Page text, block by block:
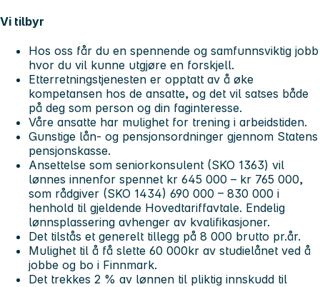
Vi tilbyr
Hos oss får du en spennende og samfunnsviktig jobb
hvor du vil kunne utgjøre en forskjell.
Etterretningstjenesten er opptatt av å øke
kompetansen hos de ansatte, og det vil satses både
på deg som person og din faginteresse.
Våre ansatte har mulighet for trening i arbeidstiden.
Gunstige lån- og pensjonsordninger gjennom Statens
pensjonskasse.
Ansettelse som seniorkonsulent (SKO 1363) vil
lønnes innenfor spennet kr 645 000 – kr 765 000,
som rådgiver (SKO 1434) 690 000 – 830 000 i
henhold til gjeldende Hovedtariffavtale. Endelig
lønnsplassering avhenger av kvalifikasjoner.
Det tilstås et generelt tillegg på 8 000 brutto pr.år.
Mulighet til å få slette 60 000kr av studielånet ved å
jobbe og bo i Finnmark.
Det trekkes 2 % av lønnen til pliktig innskudd til